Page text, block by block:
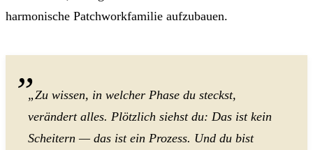
harmonische Patchworkfamilie aufzubauen.
„Zu wissen, in welcher Phase du steckst,
verändert alles. Plötzlich siehst du: Das ist kein
Scheitern — das ist ein Prozess. Und du bist